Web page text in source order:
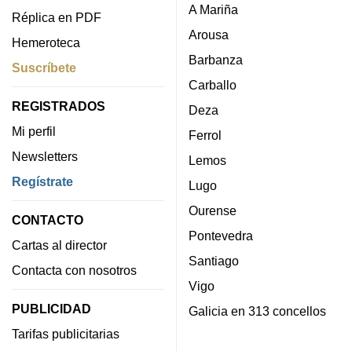
Réplica en PDF
Hemeroteca
Suscríbete
REGISTRADOS
Mi perfil
Newsletters
Regístrate
CONTACTO
Cartas al director
Contacta con nosotros
PUBLICIDAD
Tarifas publicitarias
A Mariña
Arousa
Barbanza
Carballo
Deza
Ferrol
Lemos
Lugo
Ourense
Pontevedra
Santiago
Vigo
Galicia en 313 concellos